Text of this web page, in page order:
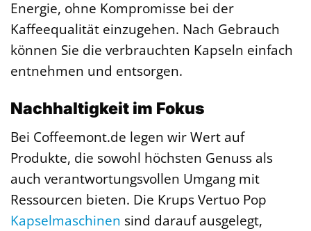
Energie, ohne Kompromisse bei der
Kaffeequalität einzugehen. Nach Gebrauch
können Sie die verbrauchten Kapseln einfach
entnehmen und entsorgen.
Nachhaltigkeit im Fokus
Bei Coffeemont.de legen wir Wert auf
Produkte, die sowohl höchsten Genuss als
auch verantwortungsvollen Umgang mit
Ressourcen bieten. Die Krups Vertuo Pop
Kapselmaschinen sind darauf ausgelegt,